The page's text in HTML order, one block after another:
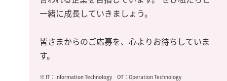
一緒に成長していきましょう。
皆さまからのご応募を、心よりお待ちしていま
す。
※ IT：Information Technology OT：Operation Technology